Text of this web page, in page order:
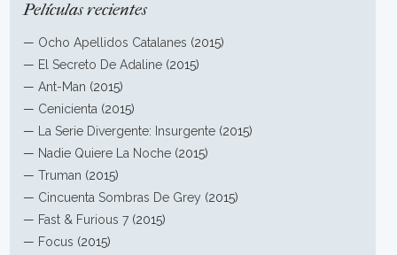
Películas recientes
— Ocho Apellidos Catalanes (2015)
— El Secreto De Adaline (2015)
—Ant-Man (2015)
— Cenicienta (2015)
—
La Serie Divergente: Insurgente (2015)
— Nadie Quiere La Noche (2015)
—Truman (2015)
— Cincuenta Sombras De Grey (2015)
— Fast & Furious 7 (2015)
— Focus (2015)